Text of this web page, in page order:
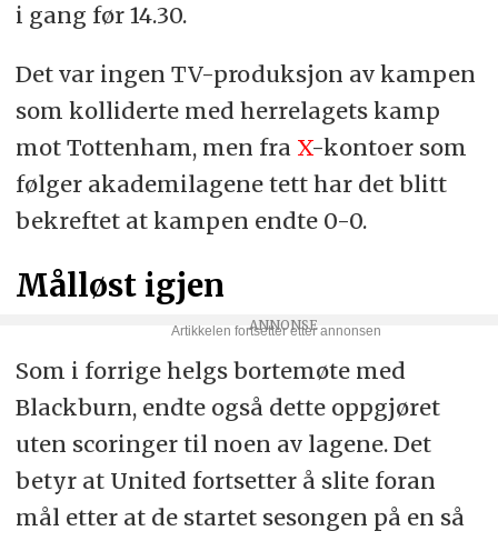
i gang før 14.30.
Det var ingen TV-produksjon av kampen
som kolliderte med herrelagets kamp
mot Tottenham, men fra X-kontoer som
følger akademilagene tett har det blitt
bekreftet at kampen endte 0-0.
Målløst igjen
Som i forrige helgs bortemøte med
Blackburn, endte også dette oppgjøret
uten scoringer til noen av lagene. Det
betyr at United fortsetter å slite foran
mål etter at de startet sesongen på en så